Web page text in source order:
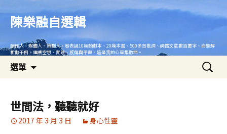
內
陳樂融自選輯
創作人、媒體人、策劃人。發表過10幾齣劇本、20幾本書、500多首歌詞、網路文章數百萬字、命盤解
析數千例。繼續空想、實踐、感傷與平復。這是我的心靈集散地。
選單
搜
尋
世間法，聽聽就好
2017 年 3 月 3 日 身心性靈